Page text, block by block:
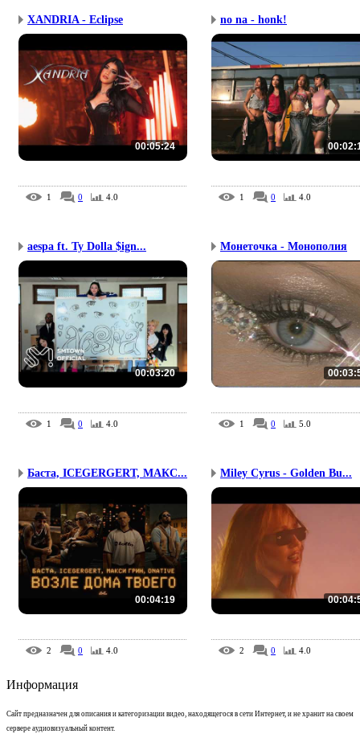
XANDRIA - Eclipse
00:05:24
1 0 4.0
no na - honk!
1 0 4.0
aespa ft. Ty Dolla $ign...
00:03:20
1 0 4.0
Монеточка - Монополия
1 0 5.0
Баста, ICEGERGERT, МАКС...
00:04:19
2 0 4.0
Miley Cyrus - Golden Bu...
2 0 4.0
Информация
Сайт предназначен для описания и категоризации видео, находящегося в сети Интернет, и не хранит на своем
сервере аудиовизуальный контент.